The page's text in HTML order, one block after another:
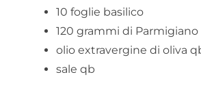
10 foglie basilico
120 grammi di
olio extravergine di oliva
sale qb